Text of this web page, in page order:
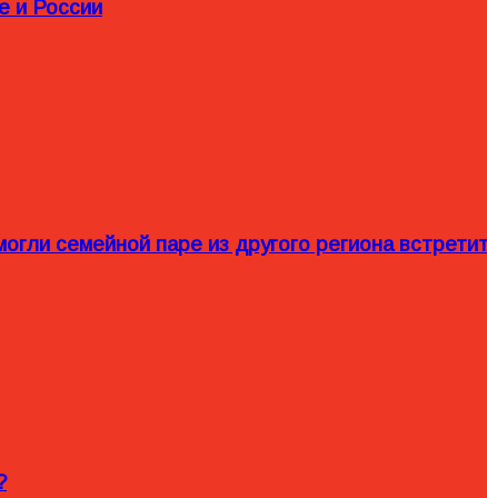
и России
семейной паре из другого региона